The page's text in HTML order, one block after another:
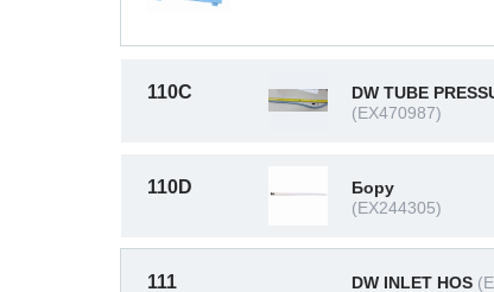
110C
DW TUBE
(EX470987)
110D
Бору
(EX244305)
111 DW INLET HOS